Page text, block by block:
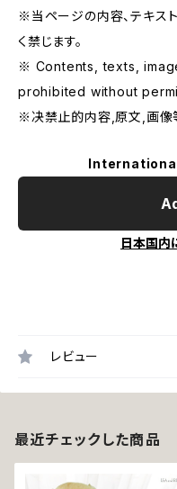
※当ページの内容、テキス
く禁じます。
※ Contents, texts,
prohibited without
※决禁止的内容,原文,画像
日本国内
レビュー
最近チェックした商品